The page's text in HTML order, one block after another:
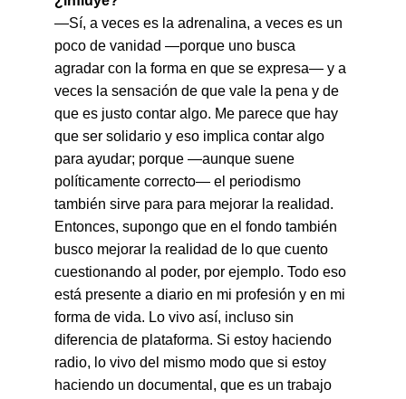
—Sí, a veces es la adrenalina, a veces es un
poco de vanidad —porque uno busca
agradar con la forma en que se expresa— y a
veces la sensación de que vale la pena y de
que es justo contar algo. Me parece que hay
que ser solidario y eso implica contar algo
para ayudar; porque —aunque suene
políticamente correcto— el periodismo
también sirve para para mejorar la realidad.
Entonces, supongo que en el fondo también
busco mejorar la realidad de lo que cuento
cuestionando al poder, por ejemplo. Todo eso
está presente a diario en mi profesión y en mi
forma de vida. Lo vivo así, incluso sin
diferencia de plataforma. Si estoy haciendo
radio, lo vivo del mismo modo que si estoy
haciendo un documental, que es un trabajo